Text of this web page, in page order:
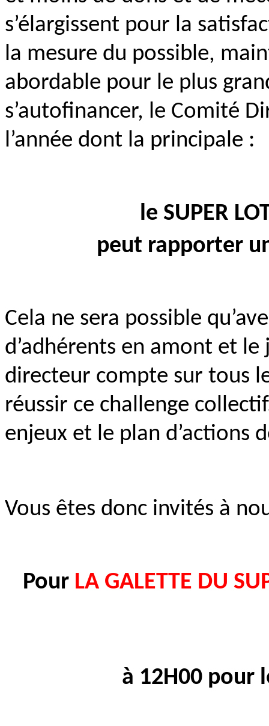
s’élargissent pour la
la mesure du possible,
abordable pour le plus
s’autofinancer, le Comité
l’année dont la principale :
le SUPER
peut rapporter
Cela ne sera possible
d’adhérents en amont et
directeur compte sur tous
réussir ce challenge
enjeux et le plan d’actions
Vous êtes donc invités à
PourLA GALETTE DU
à 12H00 pour